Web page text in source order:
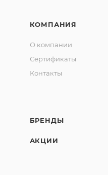
КОМПАНИЯ
О компании
Сертификаты
Контакты
БРЕНДЫ
АКЦИИ